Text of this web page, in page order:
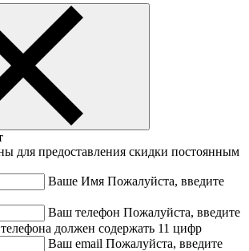
для предоставления скидки постоянным
Ваше Имя Пожалуйста, введите
Ваш телефон Пожалуйста, введите
должен содержать 11 цифр
Ваш email Пожалуйста, введите